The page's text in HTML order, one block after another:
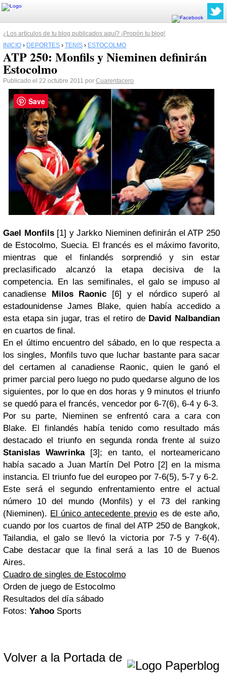
¿Los artículos de tu blog publicados aquí? ¡Propón tu blog!
INICIO › DEPORTES › TENIS › ESTOCOLMO
ATP 250: Monfils y Nieminen definirán
Estocolmo
Publicado el 22 octubre 2011 por Cuarentacero
Gael Monfils[1] y Jarkko Nieminen definirán el ATP 250
de Estocolmo, Suecia. El francés es el máximo favorito,
mientras que el finlandés sorprendió y sin estar
preclasificado alcanzó la etapa decisiva de la
competencia. En las semifinales, el galo se impuso al
canadiense
Milos Raonic [6] y el nórdico superó al
estadounidense James Blake, quien había accedido a
esta etapa sin jugar, tras el retiro de David Nalbandian
en cuartos de final.
En el último encuentro del sábado, en lo que respecta a
los singles, Monfils tuvo que luchar bastante para sacar
del certamen al canadiense Raonic, quien le ganó el
primer parcial pero luego no pudo quedarse alguno de los
siguientes, por lo que en dos horas y 9 minutos el triunfo
se quedó para el francés, vencedor por 6-7(6), 6-4 y 6-3.
Por su parte, Nieminen se enfrentó cara a cara con
Blake. El finlandés había tenido como resultado más
destacado el triunfo en segunda ronda frente al suizo
Stanislas Wawrinka[3]; en tanto, el norteamericano
había sacado a Juan Martín Del Potro [2] en la misma
instancia. El triunfo fue del europeo por 7-6(5), 5-7 y 6-2.
Este será el segundo enfrentamiento entre el actual
número 10 del mundo (Monfils) y el 73 del ranking
(Nieminen). El único antecedente previoes de este año,
cuando por los cuartos de final del ATP 250 de Bangkok,
Tailandia, el galo se llevó la victoria por 7-5 y 7-6(4).
Cabe destacar que la final será a las 10 de Buenos
Aires.
Cuadro de singles de Estocolmo
Orden de juego de Estocolmo
Resultados del día sábado
Fotos: Yahoo Sports
Volver a la Portada de
Save